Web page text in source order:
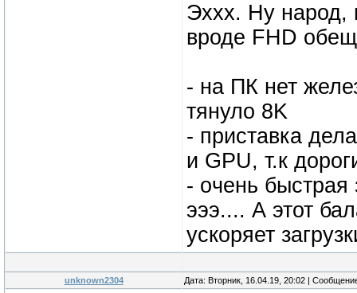
Эххх. Ну народ,
вроде FHD
- на ПК нет
тянуло 8K
- приставка
и GPU, т.к
- oчeнь быстрaя
эээ.... А этот
ускоряет
unknown2304 Дата: Вторник, 16.04.19, 20:02 |